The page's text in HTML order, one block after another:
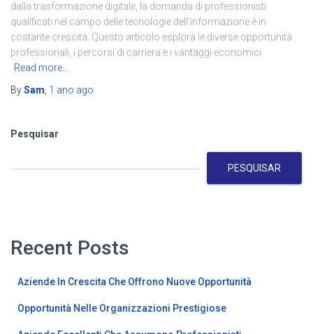
dalla trasformazione digitale, la domanda di professionisti
qualificati nel campo delle tecnologie dell’informazione è in
costante crescita. Questo articolo esplora le diverse opportunità
professionali, i percorsi di carriera e i vantaggi economici
Read more…
BySam, 1 ano ago
Pesquisar
PESQUISAR
Recent Posts
Aziende In Crescita Che Offrono Nuove Opportunità
Opportunità Nelle Organizzazioni Prestigiose